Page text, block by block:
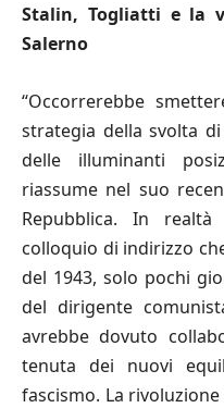
Stalin, Togliatti e la
Salerno
“Occorrerebbe
strategia della svolta
delle illuminanti
riassume nel suo
Repubblica. In
colloquio di indirizzo
del 1943, solo pochi
del dirigente
avrebbe dovuto
tenuta dei nuovi
fascismo. La